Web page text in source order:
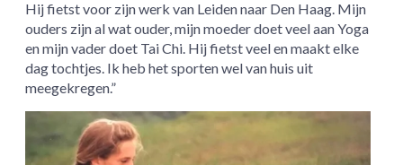
Hij fietst voor zijn werk van Leiden naar Den Haag. Mijn
ouders zijn al wat ouder, mijn moeder doet veel aan Yoga
en mijn vader doet Tai Chi. Hij fietst veel en maakt elke
dag tochtjes. Ik heb het sporten wel van huis uit
meegekregen.”